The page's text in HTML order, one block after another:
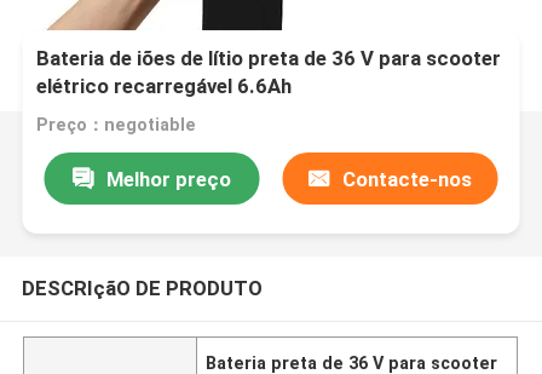
Bateria de iões de lítio preta de 36 V para scooter
elétrico recarregável 6.6Ah
Preço：negotiable
Melhor preço Contacte-nos
DESCRIçãO DE PRODUTO
Bateria preta de 36 V para scooter